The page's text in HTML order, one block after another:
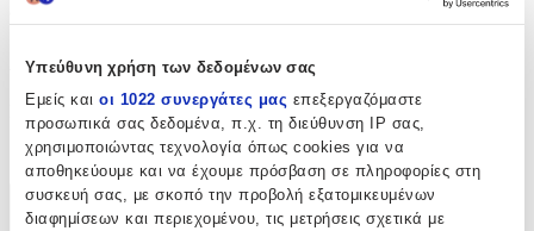
Υπεύθυνη χρήση των δεδομένων σας
Εμείς και οι 1022 συνεργάτες μας επεξεργαζόμαστε
προσωπικά σας δεδομένα, π.χ. τη διεύθυνση IP σας,
χρησιμοποιώντας τεχνολογία όπως cookies για να
αποθηκεύουμε και να έχουμε πρόσβαση σε πληροφορίες στη
συσκευή σας, με σκοπό την προβολή εξατομικευμένων
διαφημίσεων και περιεχομένου, τις μετρήσεις σχετικά με
εκλεπτυσμένο χαρακτήρα σε κάθε δημιουργία.
Χαρακτηριστικά
Είδος:
Δαντέλες
Χαρακτηριστικά